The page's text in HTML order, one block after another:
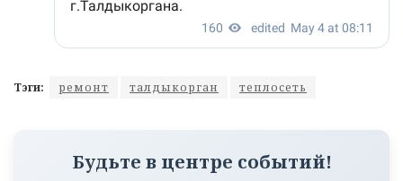
Тэги: ремонт талдыкорган теплосеть
Будьте в центре событий!